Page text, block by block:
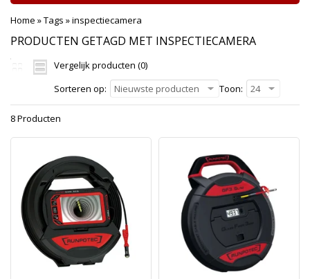
Home »Tags »inspectiecamera
PRODUCTEN GETAGD MET INSPECTIECAMERA
Vergelijk producten (0)
Sorteren op:
Nieuwste producten Toon: 24
8 Producten